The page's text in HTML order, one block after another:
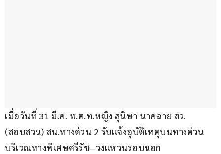
เมื่อวันที่ 31 มี.ค. พ.ต.ท.หญิง สุนิษา นาคฉาย สว.
(สอบสวน) สน.ทางด่วน 2 รับแจ้งอุบัติเหตุบนทางด่วน
บริเวณทางพิเศษศรีรัช–วงแหวนรอบนอก